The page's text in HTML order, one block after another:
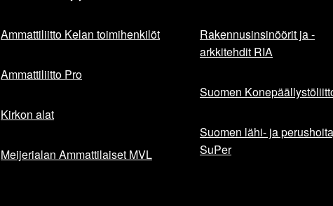
Ammattiliitto Kelan toimihenkilöt
Ammattiliitto Pro
Kirkon alat
Meijerialan Ammattilaiset MVL
Rakennusinsinöörit ja -
arkkitehdit RIA
Suomen
Suomen lähi- ja
SuPer